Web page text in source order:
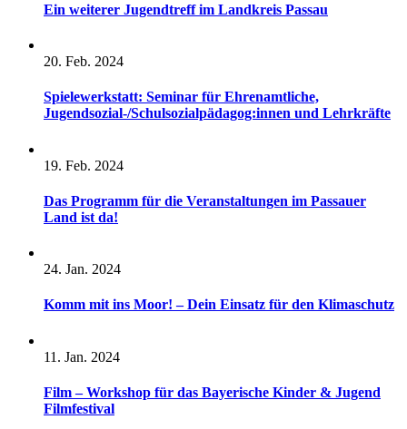
Ein weiterer Jugendtreff im Landkreis Passau
20. Feb. 2024
Spielewerkstatt: Seminar für Ehrenamtliche,
Jugendsozial-/Schulsozialpädagog:innen und Lehrkräfte
19. Feb. 2024
Das Programm für die Veranstaltungen im Passauer
Land ist da!
24. Jan. 2024
Komm mit ins Moor! – Dein Einsatz für den Klimaschutz
11. Jan. 2024
Film – Workshop für das Bayerische Kinder & Jugend
Filmfestival